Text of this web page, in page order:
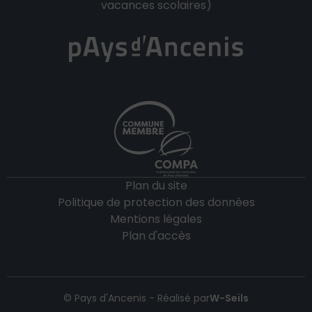
vacances scolaires)
Plan du site
Politique de protection des données
Mentions légales
Plan d'accès
© Pays d'Ancenis - Réalisé parW-Seils